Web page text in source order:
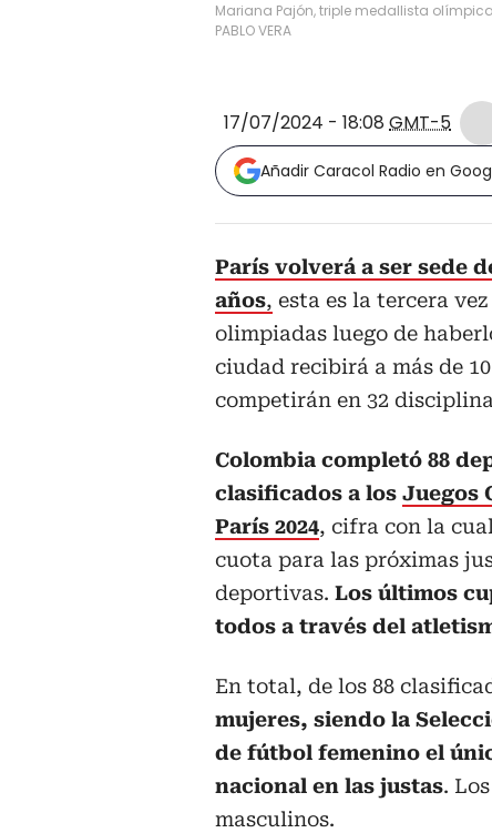
Mariana Pajón, triple medallista olímpica.
PABLO VERA
17/07/2024 - 18:08 GMT-5
Añadir Caracol Radio en
París volverá a ser sede
años, esta es la tercera
olimpiadas luego de
ciudad recibirá a más de
competirán en 32
Colombia completó 88
clasificados a los Juegos
París 2024, cifra con la
cuota para las próximas
deportivas. Los últimos
todos a través del
En total, de los 88
mujeres, siendo la
de fútbol femenino el
nacional en las justas.
masculinos.